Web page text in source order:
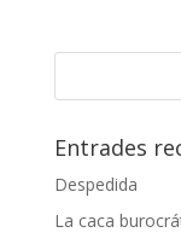
Entrades
Despedida
La caca